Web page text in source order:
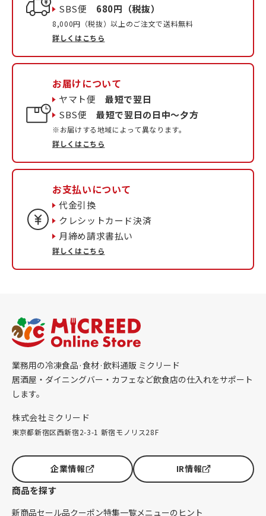
SBS便 680円（税抜）
8,000円（税抜）以上のご注文で送料無料
詳しくはこちら
お届けについて
ヤマト便最短で翌日
SBS便最短で翌日の日中〜夕方
※お届けする地域によって異なります。
詳しくはこちら
お支払いについて
代金引換
クレシットカード決済
月締め請求書払い
詳しくはこちら
業務用の冷凍食品·食材·飲料通販 ミクリード
居酒屋・ダイニングバー・カフェなど飲食店の仕入れをサポート
します。
株式会社ミクリード
東京都新宿区西新宿2-3-1 新宿モノリス28F
企業情報 IR情報
商品を探す
新商品セール品クーポン特集一覧メニューのヒント